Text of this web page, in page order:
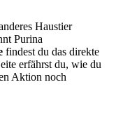
Haustier
Purina
findest du das direkte
erfährst du, wie du
Aktion noch